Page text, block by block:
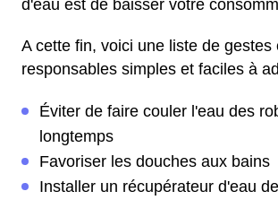
d'eau est de baisser votre
A cette fin, voici une liste de gestes
responsables simples et faciles à
Éviter de faire couler l'eau des
longtemps
Favoriser les douches aux bains
Installer un récupérateur d'eau